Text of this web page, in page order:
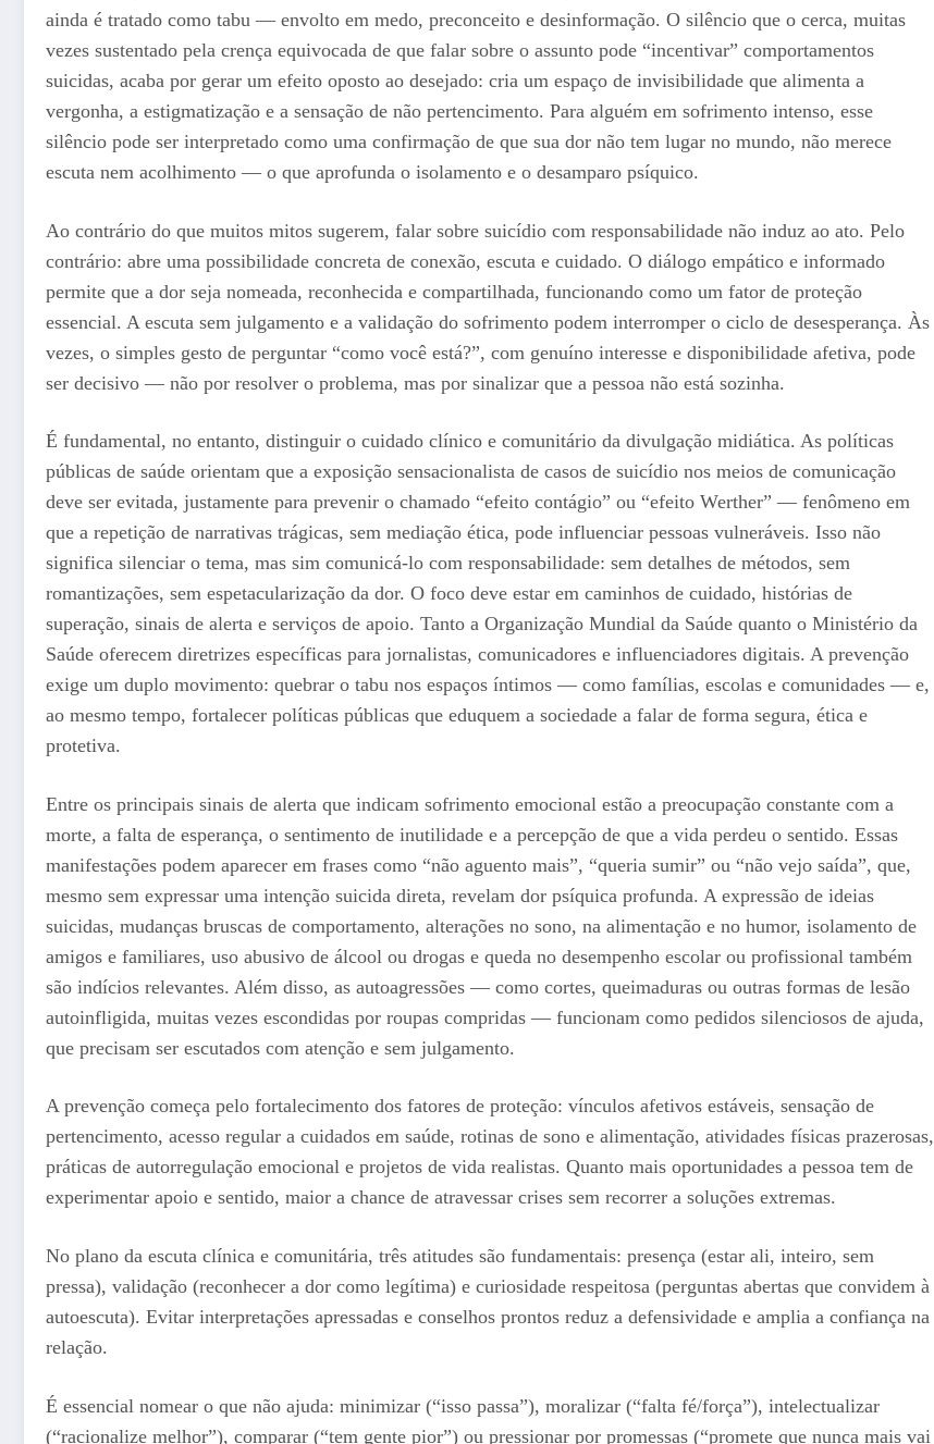
ainda é tratado como tabu — envolto em medo, preconceito e desinformação. O silêncio que o cerca, muitas
vezes sustentado pela crença equivocada de que falar sobre o assunto pode “incentivar” comportamentos
suicidas, acaba por gerar um efeito oposto ao desejado: cria um espaço de invisibilidade que alimenta a
vergonha, a estigmatização e a sensação de não pertencimento. Para alguém em sofrimento intenso, esse
silêncio pode ser interpretado como uma confirmação de que sua dor não tem lugar no mundo, não merece
escuta nem acolhimento — o que aprofunda o isolamento e o desamparo psíquico.
Ao contrário do que muitos mitos sugerem, falar sobre suicídio com responsabilidade não induz ao ato. Pelo
contrário: abre uma possibilidade concreta de conexão, escuta e cuidado. O diálogo empático e informado
permite que a dor seja nomeada, reconhecida e compartilhada, funcionando como um fator de proteção
essencial. A escuta sem julgamento e a validação do sofrimento podem interromper o ciclo de desesperança. Às
vezes, o simples gesto de perguntar “como você está?”, com genuíno interesse e disponibilidade afetiva, pode
ser decisivo — não por resolver o problema, mas por sinalizar que a pessoa não está sozinha.
É fundamental, no entanto, distinguir o cuidado clínico e comunitário da divulgação midiática. As políticas
públicas de saúde orientam que a exposição sensacionalista de casos de suicídio nos meios de comunicação
deve ser evitada, justamente para prevenir o chamado “efeito contágio” ou “efeito Werther” — fenômeno em
que a repetição de narrativas trágicas, sem mediação ética, pode influenciar pessoas vulneráveis. Isso não
significa silenciar o tema, mas sim comunicá-lo com responsabilidade: sem detalhes de métodos, sem
romantizações, sem espetacularização da dor. O foco deve estar em caminhos de cuidado, histórias de
superação, sinais de alerta e serviços de apoio. Tanto a Organização Mundial da Saúde quanto o Ministério da
Saúde oferecem diretrizes específicas para jornalistas, comunicadores e influenciadores digitais. A prevenção
exige um duplo movimento: quebrar o tabu nos espaços íntimos — como famílias, escolas e comunidades — e,
ao mesmo tempo, fortalecer políticas públicas que eduquem a sociedade a falar de forma segura, ética e
protetiva.
Entre os principais sinais de alerta que indicam sofrimento emocional estão a preocupação constante com a
morte, a falta de esperança, o sentimento de inutilidade e a percepção de que a vida perdeu o sentido. Essas
manifestações podem aparecer em frases como “não aguento mais”, “queria sumir” ou “não vejo saída”, que,
mesmo sem expressar uma intenção suicida direta, revelam dor psíquica profunda. A expressão de ideias
suicidas, mudanças bruscas de comportamento, alterações no sono, na alimentação e no humor, isolamento de
amigos e familiares, uso abusivo de álcool ou drogas e queda no desempenho escolar ou profissional também
são indícios relevantes. Além disso, as autoagressões — como cortes, queimaduras ou outras formas de lesão
autoinfligida, muitas vezes escondidas por roupas compridas — funcionam como pedidos silenciosos de ajuda,
que precisam ser escutados com atenção e sem julgamento.
A prevenção começa pelo fortalecimento dos fatores de proteção: vínculos afetivos estáveis, sensação de
pertencimento, acesso regular a cuidados em saúde, rotinas de sono e alimentação, atividades físicas prazerosas,
práticas de autorregulação emocional e projetos de vida realistas. Quanto mais oportunidades a pessoa tem de
experimentar apoio e sentido, maior a chance de atravessar crises sem recorrer a soluções extremas.
No plano da escuta clínica e comunitária, três atitudes são fundamentais: presença (estar ali, inteiro, sem
pressa), validação (reconhecer a dor como legítima) e curiosidade respeitosa (perguntas abertas que convidem à
autoescuta). Evitar interpretações apressadas e conselhos prontos reduz a defensividade e amplia a confiança na
relação.
É essencial nomear o que não ajuda: minimizar (“isso passa”), moralizar (“falta fé/força”), intelectualizar
(“racionalize melhor”), comparar (“tem gente pior”) ou pressionar por promessas (“promete que nunca mais vai